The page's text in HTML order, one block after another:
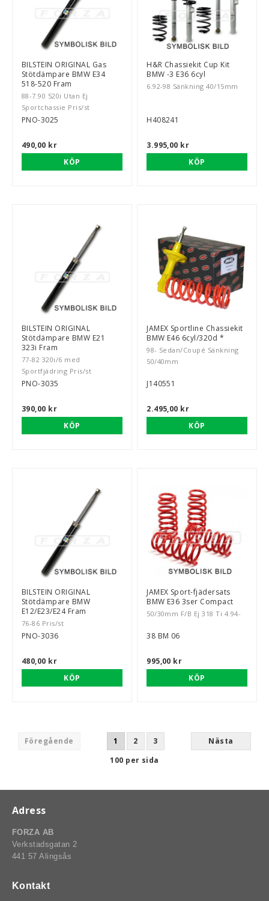
BILSTEIN ORIGINAL Gas
Stötdämpare BMW E34
518-520 Fram
88-7.90 520i Utan Ej
Sportchassie Pris/st
PNO-3025
490,00 kr
KÖP
H&R Chassiekit Cup Kit
BMW -3 E36 6cyl
6.92-98 Sänkning 40/15mm
H408241
3.995,00 kr
KÖP
BILSTEIN ORIGINAL
Stötdämpare BMW E21
323i Fram
77-82 320i/6 med
Sportfjädring Pris/st
PNO-3035
390,00 kr
KÖP
JAMEX Sportline Chassiekit
BMW E46 6cyl/320d *
98- Sedan/Coupé Sänkning
50/40mm
J140551
2.495,00 kr
KÖP
BILSTEIN ORIGINAL
Stötdämpare BMW
E12/E23/E24 Fram
76-86 Pris/st
PNO-3036
480,00 kr
KÖP
JAMEX Sport-fjädersats
BMW E36 3ser Compact
50/30mm F/B Ej 318 Ti 4.94-
38 BM 06
995,00 kr
KÖP
Föregående 1 2 3
Nästa
100 per sida
Adress
FORZA AB
Verkstadsgatan 2
441 57 Alingsås
Kontakt